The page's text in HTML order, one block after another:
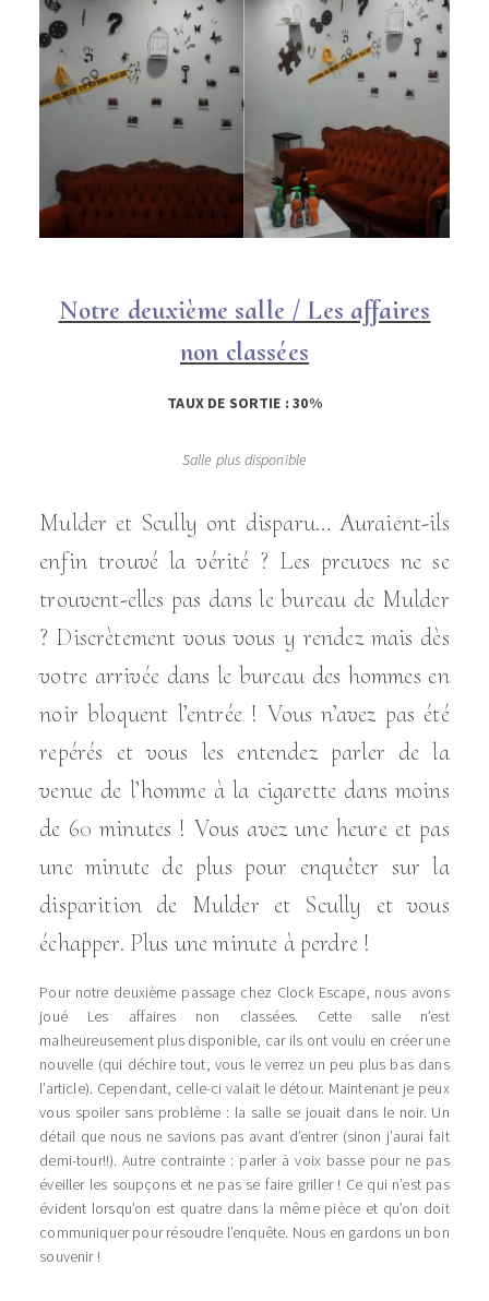
Notre deuxième salle / Les affaires
non classées
TAUX DE SORTIE : 30%
Salle plus disponible
Mulder et Scully ont disparu… Auraient-ils
enfin trouvé la vérité ? Les preuves ne se
trouvent-elles pas dans le bureau de Mulder
? Discrètement vous vous y rendez mais dès
votre arrivée dans le bureau des hommes en
noir bloquent l’entrée ! Vous n’avez pas été
repérés et vous les entendez parler de la
venue de l’homme à la cigarette dans moins
de 60 minutes ! Vous avez une heure et pas
une minute de plus pour enquêter sur la
disparition de Mulder et Scully et vous
échapper. Plus une minute à perdre !
Pour notre deuxième passage chez Clock Escape, nous avons
joué Les affaires non classées. Cette salle n’est
malheureusement plus disponible, car ils ont voulu en créer une
nouvelle (qui déchire tout, vous le verrez un peu plus bas dans
l’article). Cependant, celle-ci valait le détour. Maintenant je peux
vous spoiler sans problème : la salle se jouait dans le noir. Un
détail que nous ne savions pas avant d’entrer (sinon j’aurai fait
demi-tour!!). Autre contrainte : parler à voix basse pour ne pas
éveiller les soupçons et ne pas se faire griller ! Ce qui n’est pas
évident lorsqu’on est quatre dans la même pièce et qu’on doit
communiquer pour résoudre l’enquête. Nous en gardons un bon
souvenir !